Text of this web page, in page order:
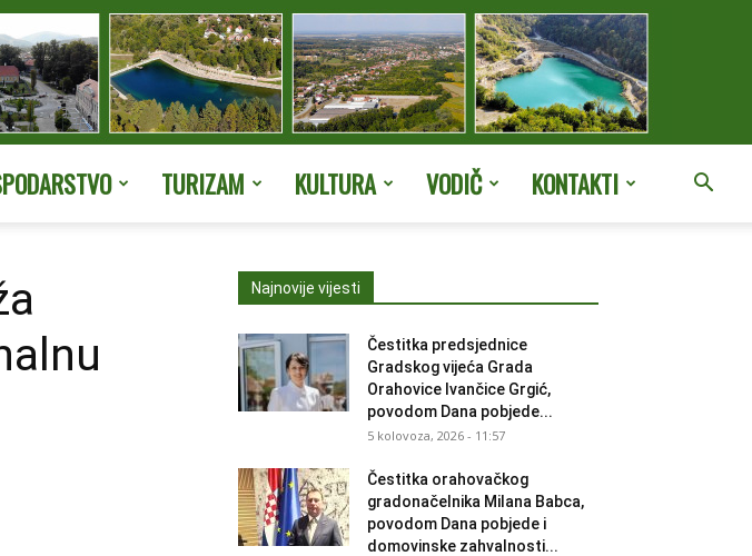
stranice
TURIZAM KULTURA VODIČ KONTAKTI
Najnovije vijesti
Čestitka predsjednice
Gradskog vijeća Grada
Orahovice Ivančice Grgić,
povodom Dana pobjede...
5 kolovoza, 2026 - 11:57
Čestitka orahovačkog
gradonačelnika Milana Babca,
povodom Dana pobjede i
domovinske zahvalnosti...